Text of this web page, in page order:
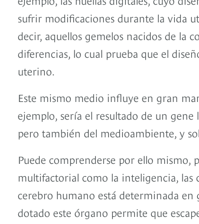
sufrir modificaciones durante la vida
decir, aquellos gemelos nacidos de la
diferencias, lo cual prueba que el
uterino.
Este mismo medio influye en gran
ejemplo, sería el resultado de un
pero también del medioambiente, y
Puede comprenderse por ello mismo,
multifactorial como la inteligencia, las
cerebro humano está determinada en
dotado este órgano permite que